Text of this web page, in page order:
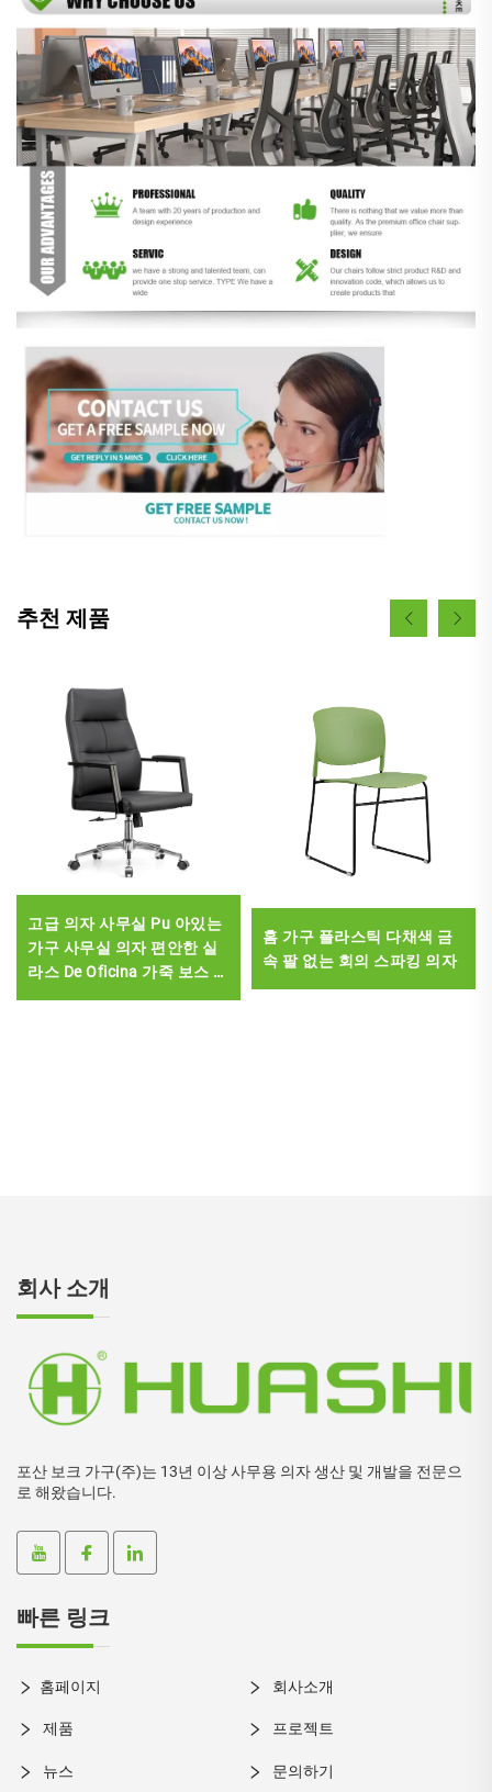
추천 제품
고급 의자 사무실 Pu 아있는
가구 사무실 의자 편안한 실
라스 De Oficina 가죽 보스 사
홈 가구 플라스틱 다채색 금
속 팔 없는 회의 스파킹 의자
회사 소개
포산 보크 가구(주)는 13년 이상 사무용 의자 생산 및 개발을 전문으
로 해왔습니다.
빠른 링크
홈페이지 회사소개
제품 프로젝트
뉴스 문의하기